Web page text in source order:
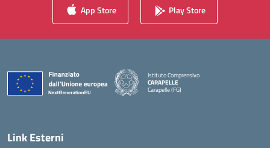
App Store Play Store
Istituto Comprensivo
CARAPELLE
Carapelle (FG)
— Visita la pagina iniziale della scuola
Link Esterni